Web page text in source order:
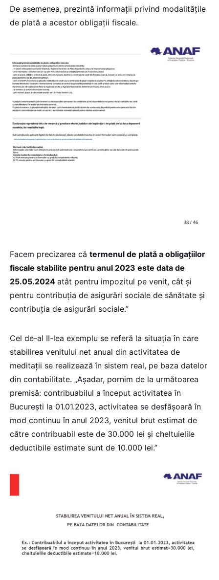
De asemenea, prezintă informații privind modalitățile
de plată a acestor obligații fiscale.
Facem precizarea că termenul de plată a obligațiilor
fiscale stabilite pentru anul 2023 este data de
25.05.2024 atât pentru impozitul pe venit, cât și
pentru contribuția de asigurări sociale de sănătate și
contribuția de asigurări sociale.”
Cel de-al II-lea exemplu se referă la situația în care
stabilirea venitului net anual din activitatea de
meditații se realizează în sistem real, pe baza datelor
din contabilitate. „Așadar, pornim de la următoarea
premisă: contribuabilul a început activitatea în
București la 01.01.2023, activitatea se desfășoară în
mod continuu în anul 2023, venitul brut estimat de
către contribuabil este de 30.000 lei și cheltuielile
deductibile estimate sunt de 10.000 lei.”